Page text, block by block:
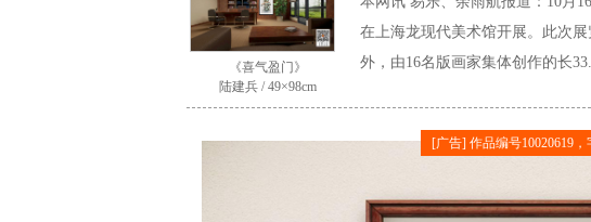
《喜气盈门》
陆建兵 / 49×98cm
在上海龙现代美术馆开展。此次
外，由16名版画家集体创作的长
[广告] 作品编号10020619